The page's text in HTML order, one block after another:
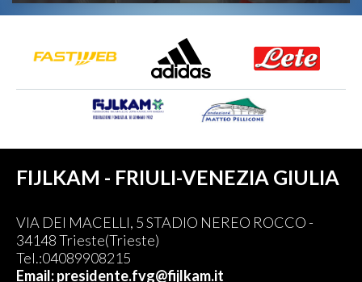
FIJLKAM - FRIULI-VENEZIA GIULIA
VIA DEI MACELLI, 5 STADIO NEREO ROCCO -
34148 Trieste(Trieste)
Tel.:04089908215
Email: presidente.fvg@fijlkam.it